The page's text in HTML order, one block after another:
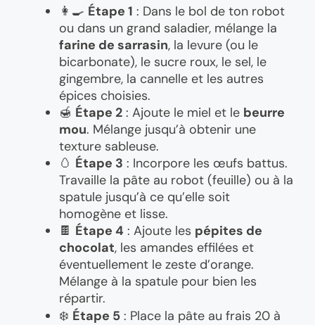
👩‍🍳 Étape 1 : Dans le bol de ton robot
ou dans un grand saladier, mélange la
farine de sarrasin, la levure (ou le
bicarbonate), le sucre roux, le sel, le
gingembre, la cannelle et les autres
épices choisies.
🍯 Étape 2 : Ajoute le miel et le beurre
mou. Mélange jusqu’à obtenir une
texture sableuse.
🥚 Étape 3 : Incorpore les œufs battus.
Travaille la pâte au robot (feuille) ou à la
spatule jusqu’à ce qu’elle soit
homogène et lisse.
🍫 Étape 4 : Ajoute les pépites de
chocolat, les amandes effilées et
éventuellement le zeste d’orange.
Mélange à la spatule pour bien les
répartir.
❄️ Étape 5 : Place la pâte au frais 20 à